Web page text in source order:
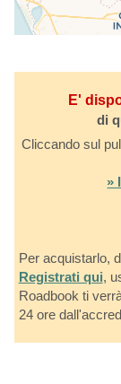
E'
di
Cliccando sul
»
Per acquistarlo,
Registrati qui,
Roadbook ti
24 ore